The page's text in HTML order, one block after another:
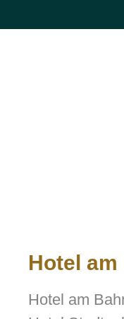
Hotel
Hotel am